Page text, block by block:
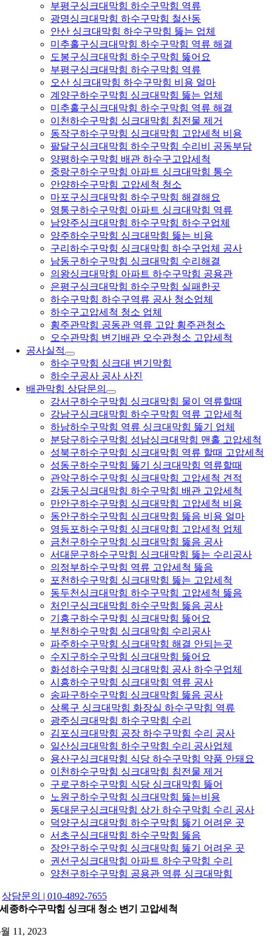
부평구싱크대막힘 하수구막힘 역류
광명싱크대막힘 하수구막힘 철산동
안산 싱크대막힘 하수구막힘 뚫는 업체
미추홀구싱크대막힘 하수구막힘 역류 해결
도봉구싱크대막힘 하수구막힘 뚫어요
부평구싱크대막힘 하수구막힘 역류
오산 싱크대막힘 하수구막힘 비용 얼마
계양구하수구막힘 싱크대막힘 뚫는 업체
미추홀구싱크대막힘 하수구막힘 역류 해결
이천하수구막힘 싱크대막힘 침전물 제거
동작구하수구막힘 싱크대막힘 고압세척 비용
팔달구싱크대막힘 하수구막힘 수리비 공동부담
양평하수구막힘 배관 하수구고압세척
중랑구하수구막힘 아파트 싱크대막힘 통수
안양하수구막힘 고압세척 청소
마포구싱크대막힘 하수구막힘 해결해요
영통구하수구막힘 아파트 싱크대막힘 역류
남양주싱크대막힘 하수구막힘 하수구업체
양주하수구막힘 싱크대막힘 뚫는 비용
구리하수구막힘 싱크대막힘 하수구업체 공사
남동구하수구막힘 싱크대막힘 수리해결
의왕싱크대막힘 아파트 하수구막힘 공용관
은평구싱크대막힘 하수구막힘 실패한곳
하수구막힘 하수구역류 공사 청소업체
하수구고압세척 청소 업체
횡주관막힘 공동관 역류 고압 횡주관청소
오수관막힘 변기배관 오수관청소 고압세척
공사실적
하수구막힘 싱크대 변기막힘
하수구공사 공사 사진
배관막힘 상담문의
강서구하수구막힘 싱크대막힘 물이 역류할때
강남구싱크대막힘 하수구막힘 역류 고압세척
하남하수구막힘 역류 싱크대막힘 뚫기 업체
분당구하수구막힘 성남싱크대막힘 맨홀 고압세척
성북구하수구막힘 싱크대막힘 역류 할때 고압세척
성동구하수구막힘 뚫기 싱크대막힘 역류할때
관악구하수구막힘 싱크대막힘 고압세척 견적
강동구싱크대막힘 하수구막힘 배관 고압세척
만안구하수구막힘 싱크대막힘 고압세척 비용
동안구하수구막힘 싱크대막힘 뚫음 비용 얼마
영등포하수구막힘 싱크대막힘 고압세척 업체
금천구하수구막힘 싱크대막힘 뚫음 공사
서대문구하수구막힘 싱크대막힘 뚫는 수리공사
의정부하수구막힘 역류 고압세척 뚫음
포천하수구막힘 싱크대막힘 뚫는 고압세척
동두천싱크대막힘 하수구막힘 고압세척 뚫음
처인구싱크대막힘 하수구막힘 뚫음 공사
기흥구하수구막힘 싱크대막힘 뚫어요
부천하수구막힘 싱크대막힘 수리공사
파주하수구막힘 싱크대막힘 해결 안되는곳
수지구하수구막힘 싱크대막힘 뚫어요
화성하수구막힘 싱크대막힘 공사 하수구업체
시흥하수구막힘 싱크대막힘 역류 공사
송파구하수구막힘 싱크대막힘 뚫음 공사
상록구 싱크대막힘 화장실 하수구막힘 역류
광주싱크대막힘 하수구막힘 수리
김포싱크대막힘 공장 하수구막힘 수리 공사
일산싱크대막힘 하수구막힘 수리 공사업체
용산구싱크대막힘 식당 하수구막힘 약품 안돼요
이천하수구막힘 싱크대막힘 침전물 제거
구로구하수구막힘 식당 싱크대막힘 뚫어
노원구하수구막힘 싱크대막힘 뚫는비용
동대문구싱크대막힘 상가 하수구막힘 수리 공사
덕양구싱크대막힘 하수구막힘 뚫기 어려운 곳
서초구싱크대막힘 하수구막힘 뚫음
장안구하수구막힘 싱크대막힘 뚫기 어려운 곳
권선구싱크대막힘 아파트 하수구막힘 수리
양천구하수구막힘 공용관 역류 싱크대막힘
상담문의 | 010-4892-7655
세종하수구막힘 싱크대 청소 변기 고압세척
11, 2023